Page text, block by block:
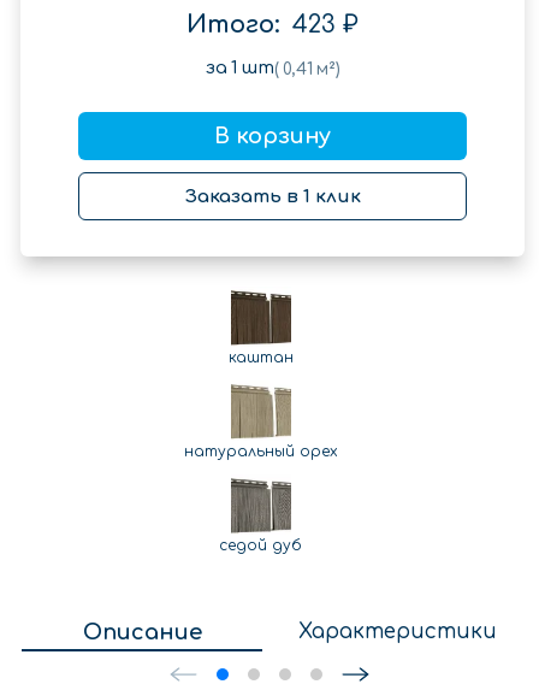
Итого: 423 ₽
за 1 шт( 0,41 м²)
В корзину
Заказать в 1 клик
каштан
натуральный орех
седой дуб
Описание Характеристики